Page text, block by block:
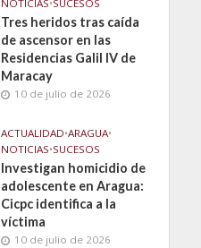
NOTICIAS•SUCESOS
Tres heridos tras caída
de ascensor en las
Residencias Galil IV de
Maracay
10 de julio de 2026
ACTUALIDAD•ARAGUA•
NOTICIAS•SUCESOS
Investigan homicidio de
adolescente en Aragua:
Cicpc identifica a la
víctima
10 de julio de 2026